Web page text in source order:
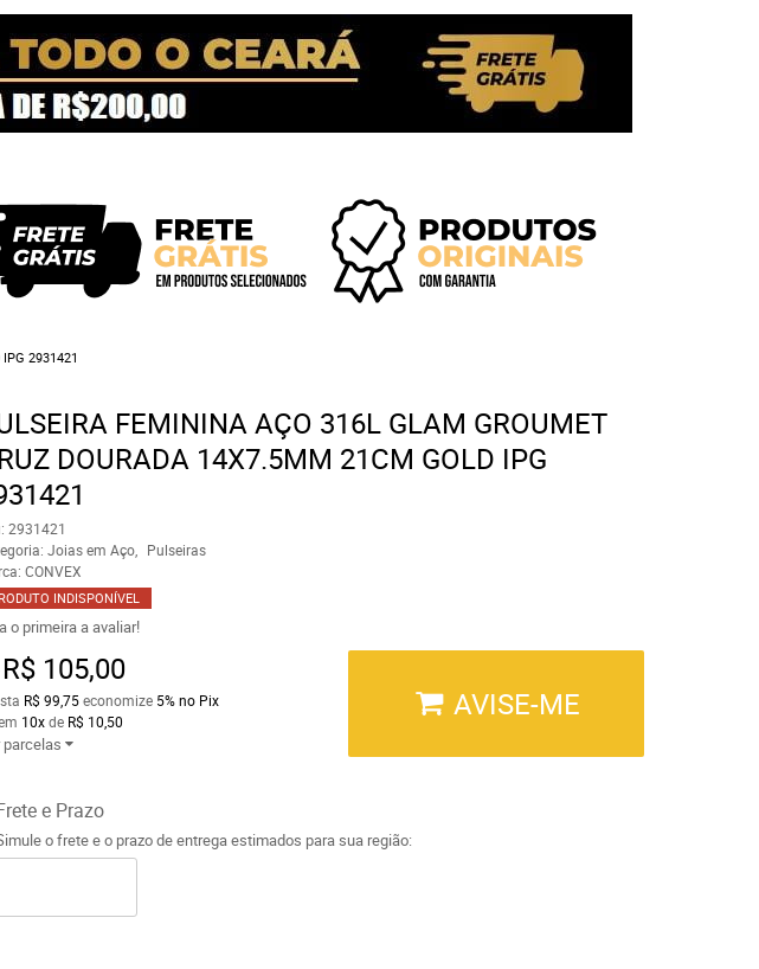
2931421
FEMININA AÇO 316L GLAM GROUMET
DOURADA 14X7.5MM 21CM GOLD IPG
2931421
Joias em Aço
Pulseiras
CONVEX
INDISPONÍVEL
o primeira a avaliar!
R$ 105,00
R$ 99,75economize 5% no Pix
10xde R$ 10,50
parcelas
AVISE-ME
e Prazo
o frete e o prazo de entrega estimados para sua região: